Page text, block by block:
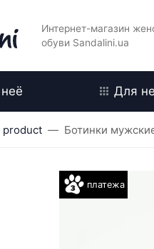
Интернет-магазин
обуви Sandalini.ua
Для
product Ботинки
платежа